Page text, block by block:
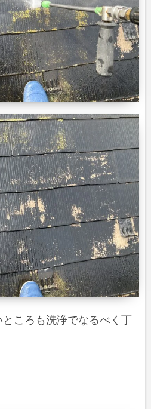
ころも洗浄でなるべく丁